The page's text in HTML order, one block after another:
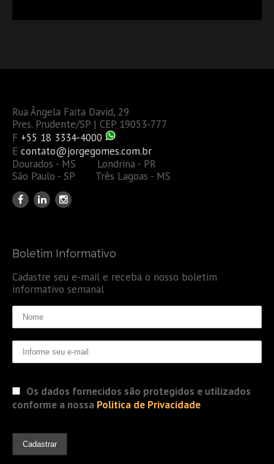
Rua Ângela Faita David, 29
Pres. Prudente/SP | CEP 19053-777
F +55 18 3334-4000
E contato@jorgegomes.com.br
Dourados - MS Londrina - PR
São Paulo - SP Três Lagoas - MS
Boletim Informativo
Cadastre seu e-mail e receba o nosso boletim
informativo semanal
Os dados fornecidos são protegidos e utilizados
conforme a nossa Politica de Privacidade